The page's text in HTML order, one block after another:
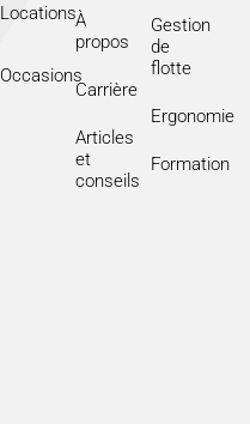
Locations
Occasions
À
propos
Carrière
Articles
et
conseils
Gestion
de
flotte
Ergonomie
Formation